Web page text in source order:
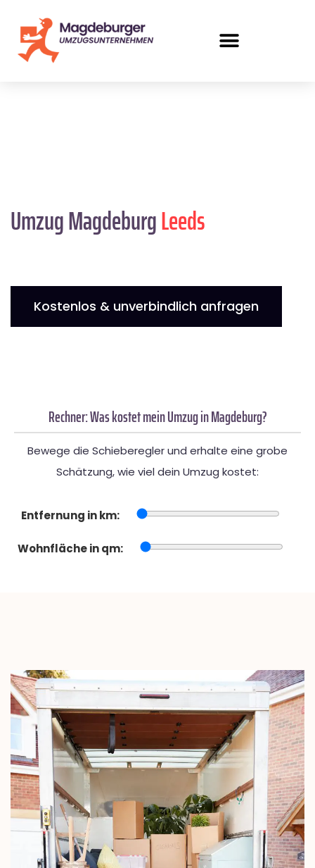
Umzug MagdeburgLeeds
Kostenlos & unverbindlich anfragen
Rechner: Was kostet mein Umzug in Magdeburg?
Bewege die Schieberegler und erhalte eine grobe
Schätzung, wie viel dein Umzug kostet:
Entfernung in km:
Wohnfläche in qm: